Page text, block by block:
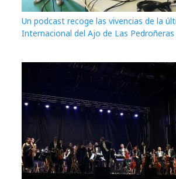
Un podcast recoge las vivencias de la
Internacional del Ajo de Las Pedroñeras